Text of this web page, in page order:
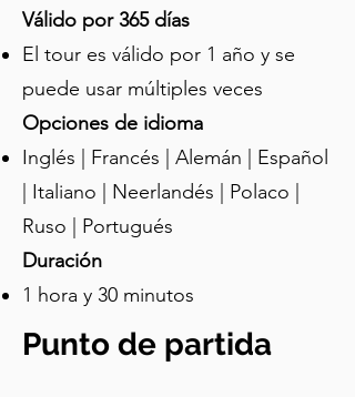
Panatenaicos, un festival deportivo en
honor a la diosa Atenea, se celebraban
aquí. Para los primeros Juegos
Panatenaicos en el año cuatrocientos
a. C., era una simple pista de carreras,
pero con los siglos evolucionó hasta
convertirse en un estadio propiamente
dicho. Fue reconstruido en mármol
por el senador romano ateniense
Herodes Ático y su capacidad se
amplió para acomodar a cincuenta mil
personas. El estadio fue abandonado
después del auge del cristianismo y
cubierto por un campo de trigo, y
Válido por 365 días
El tour es válido por 1 año y se
puede usar múltiples veces
Opciones de idioma
Inglés | Francés | Alemán | Español
| Italiano | Neerlandés | Polaco |
Ruso | Portugués
Duración
1 hora y 30 minutos
Punto de partida